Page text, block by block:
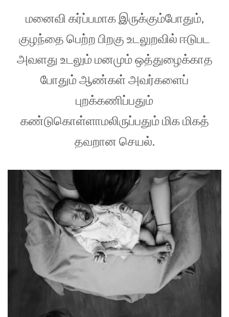
மனைவி கர்ப்பமாக இருக்கும்போதும்,
குழந்தை பெற்ற பிறகு உடலுறவில் ஈடுபட
அவளது உடலும் மனமும் ஒத்துழைக்காத
போதும் ஆண்கள் அவர்களைப்
புறக்கணிப்பதும்
கண்டுகொள்ளாமலிருப்பதும் மிக மிகத்
தவறான செயல்.